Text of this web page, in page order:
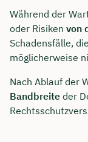
Während der
oder Risiken von
Schadensfälle,
möglicherweise
Nach Ablauf der
Bandbreite der